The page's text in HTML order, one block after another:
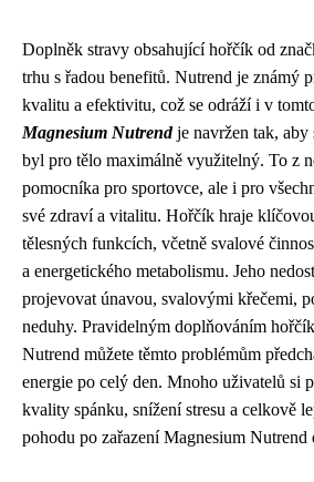
Doplněk stravy obsahující hořčík od
trhu s řadou benefitů. Nutrend je známý
kvalitu a efektivitu, což se odráží i v
Magnesium Nutrendje navržen tak, aby
byl pro tělo maximálně využitelný. To z
pomocníka pro sportovce, ale i pro
své zdraví a vitalitu. Hořčík hraje
tělesných funkcích, včetně svalové
a energetického metabolismu. Jeho
projevovat únavou, svalovými křečemi,
neduhy. Pravidelným doplňováním
Nutrend můžete těmto problémům
energie po celý den. Mnoho uživatelů si
kvality spánku, snížení stresu a celkově
pohodu po zařazení Magnesium